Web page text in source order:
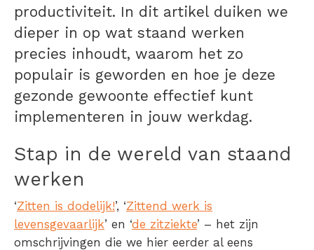
productiviteit. In dit artikel duiken we
dieper in op wat staand werken
precies inhoudt, waarom het zo
populair is geworden en hoe je deze
gezonde gewoonte effectief kunt
implementeren in jouw werkdag.
Stap in de wereld van staand
werken
‘Zitten is dodelijk!’, ‘Zittend werk is
levensgevaarlijk’ en ‘de zitziekte’ – het zijn
omschrijvingen die we hier eerder al eens